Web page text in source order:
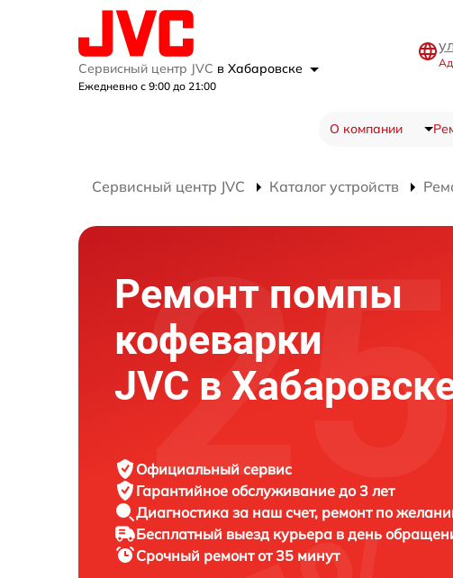
Сервисный центр JVC в Хабаровске
Ежедневно с 9:00 до 21:00
О компании
Сервисный центр JVC Каталог устройств
Ремонт помпы
кофеварки
JVC в
Официальный сервис
Гарантийное обслуживание до 3 лет
Диагностика за наш счет, ремонт по
Бесплатный выезд курьера в день
Срочный ремонтот 35 минут